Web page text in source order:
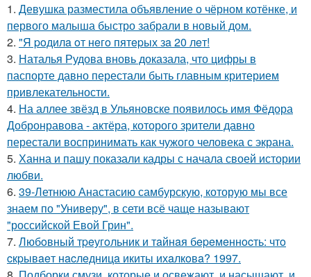
1. Девушка разместила объявление о чёрном котёнке, и
первого малыша быстро забрали в новый дом.
2. "Я poдилa oт нeгo пятepых зa 20 лeт!
3. Наталья Рудова вновь доказала, что цифры в
паспорте давно перестали быть главным критерием
привлекательности.
4. На аллее звёзд в Ульяновске появилось имя Фёдора
Добронравова - актёра, которого зрители давно
перестали воспринимать как чужого человека с экрана.
5. Ханна и пашу показали кадры с начала своей истории
любви.
6. 39-Летнюю Анастасию самбурскую, которую мы все
знаем по "Универу", в сети всё чаще называют
"российской Евой Грин".
7. Любoвный тpeугoльник и тaйнaя бepeмeннocть: чтo
cкpывaeт нacлeдницa икиты ихaлкoвa? 1997.